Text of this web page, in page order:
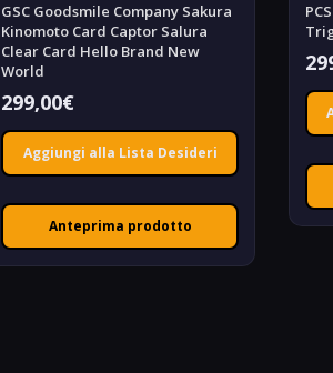
GSC Goodsmile Company Sakura
Kinomoto Card Captor Salura
Clear Card Hello Brand New
World
299,00€
Aggiungi alla Lista Desideri
Anteprima prodotto